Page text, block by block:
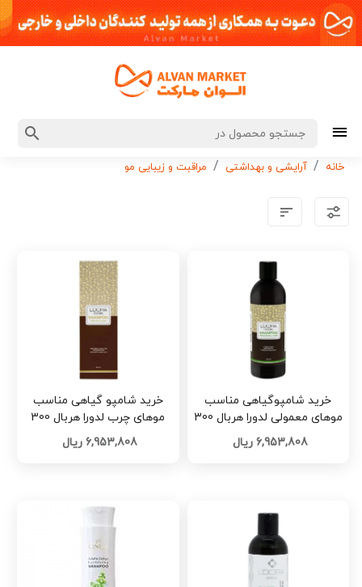
خانه آرایشی و بهداشتی مراقبت و زیبایی مو
خرید شامپوگیاهی مناسب
موهای معمولی لدورا هربال 300
میلی‌لیتر کدF555
6,953,808 ریال
خرید شامپو گیاهی مناسب
موهای چرب لدورا هربال 300
میلی‌لیترکدJ565
6,953,808 ریال